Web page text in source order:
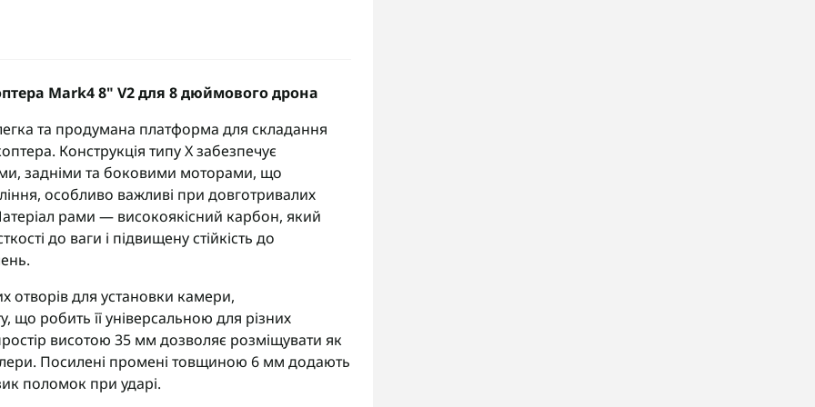
Mark4 8" V2 для 8 дюймового дрона
та продумана платформа для складання
Конструкція типу X забезпечує
задніми та боковими моторами, що
особливо важливі при довготривалих
рами — високоякісний карбон, який
до ваги і підвищену стійкість до
для установки камери,
що робить її універсальною для різних
висотою 35 мм дозволяє розміщувати як
Посилені промені товщиною 6 мм додають
поломок при ударі.